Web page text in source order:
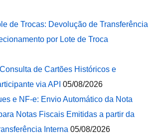
de Trocas: Devolução de Transferência
por Lote de Troca
de Cartões Históricos e
via API 05/08/2026
e NF-e: Envio Automático da Nota
Notas Fiscais Emitidas a partir da
Interna 05/08/2026